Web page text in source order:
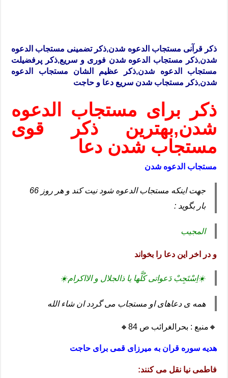
ذکر قرآنی مستجاب الدعوه شدن,ذکر تضمینی مستجاب الدعوه
شدن,ذکر مستجاب الدعوه شدن فوری و سریع,ذکر پرفضیلت
مستجاب الدعوه شدن,ذکر عظیم الشان مستجاب الدعوه
شدن,ذکر مستجاب شدن سریع دعا و حاجت
ذکر برای مستجاب الدعوه
شدن,بهترین ذکر قوی
مستجاب شدن دعا
مستجاب الدعوه شدن
جهت اینکه مستجاب الدعوه شود نیت کند و هر روز 66
بار بگوید :
المجیب
و در اخر این دعا را بخواند
☀️اِسْتَجِبْ دَعواتی کُلَّها یا ذالجلال و الااکرام☀️
همه ی دعاهای او مستجاب می گردد ان شاء الله
🔸منبع : بحرالغرائب ص 84🔸
هدیه سوره قران به میرزای قمی برای حاجت
فاطمی نیا نقل می کنند: